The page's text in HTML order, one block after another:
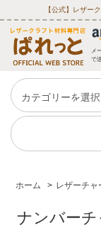
【公式】レザー
メ
で
ホーム > レザーチャ
ナンバー